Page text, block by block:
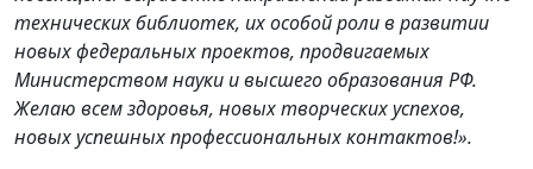
технических библиотек, их особой роли в развитии
новых федеральных проектов, продвигаемых
Министерством науки и высшего образования РФ.
Желаю всем здоровья, новых творческих успехов,
новых успешных профессиональных контактов!».